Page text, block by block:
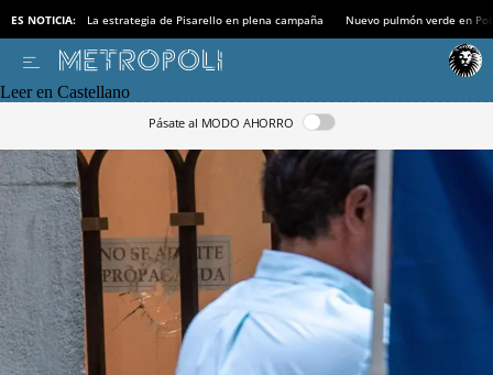
ES NOTICIA: La estrategia de Pisarello en plena campaña Nuevo pulmón verde en
Leer en Castellano
Pásate al MODO AHORRO